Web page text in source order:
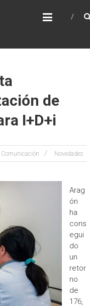
de
I+D+i
Comunicación Novedades
Arag
ón
ha
cons
egui
do
un
retor
no
de
176,